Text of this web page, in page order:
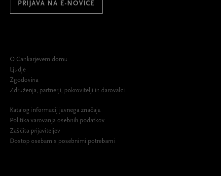
PRIJAVA NA E-NOVICE
O Cankarjevem domu
Ljudje
Zgodovina
Združenja, partnerji, pokrovitelji in darovalci
Katalog informacij javnega značaja
Politika varovanja osebnih podatkov
Zaščita prijaviteljev
Dostop osebam s posebnimi potrebami